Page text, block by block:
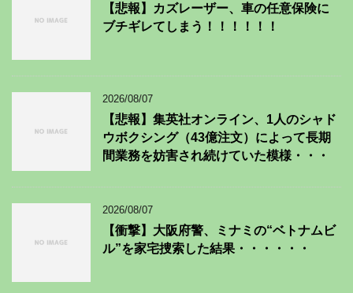
【悲報】カズレーザー、車の任意保険に
ブチギレてしまう！！！！！！
2026/08/07
【悲報】集英社オンライン、1人のシャド
ウボクシング（43億注文）によって長期
間業務を妨害され続けていた模様・・・
2026/08/07
【衝撃】大阪府警、ミナミの“ベトナムビ
ル”を家宅捜索した結果・・・・・・